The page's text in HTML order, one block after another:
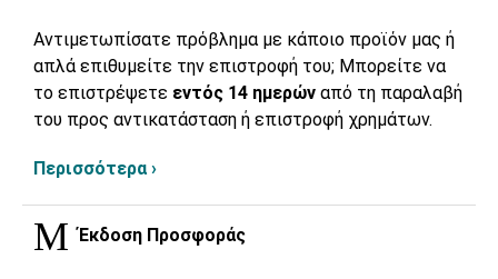
Αντιμετωπίσατε πρόβλημα με κάποιο προϊόν μας ή
απλά επιθυμείτε την επιστροφή του; Μπορείτε να
το επιστρέψετε εντός 14 ημερών από τη παραλαβή
του προς αντικατάσταση ή επιστροφή χρημάτων.
Περισσότερα ›
Έκδοση Προσφοράς